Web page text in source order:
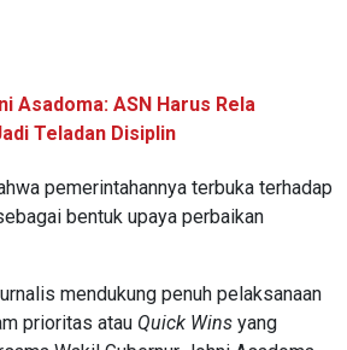
Asadoma: ASN Harus Rela
Teladan Disiplin
pemerintahannya terbuka terhadap
bentuk upaya perbaikan
mendukung penuh pelaksanaan
prioritas atau Quick Wins yang